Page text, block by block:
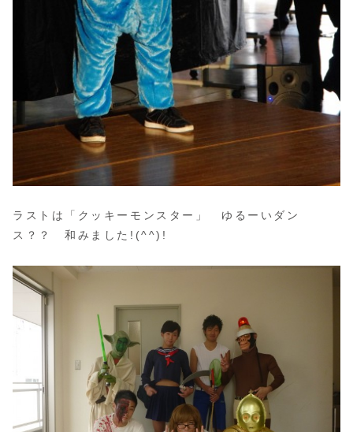
ラストは「クッキーモンスター」 ゆるーいダン
ス？？ 和みました!(^^)!